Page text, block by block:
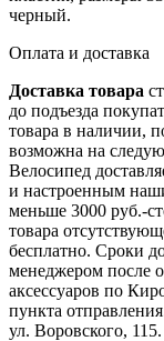
черный.
Оплата и доставка
Доставка товара
до подъезда
товара в наличии,
возможна на
Велосипед
и настроенным
меньше 3000 руб.-
товара
бесплатно. Сроки
менеджером после
аксессуаров по
пункта
ул. Воровского,